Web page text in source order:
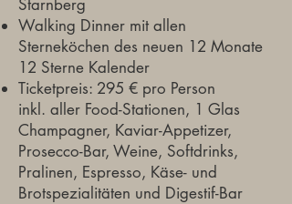
Starnberg
Walking Dinner mit allen
Sterneköchen des neuen 12 Monate
12 Sterne Kalender
Ticketpreis: 295 € pro Person
inkl. aller Food-Stationen, 1 Glas
Champagner, Kaviar-Appetizer,
Prosecco-Bar, Weine, Softdrinks,
Pralinen, Espresso, Käse- und
Brotspezialitäten und Digestif-Bar